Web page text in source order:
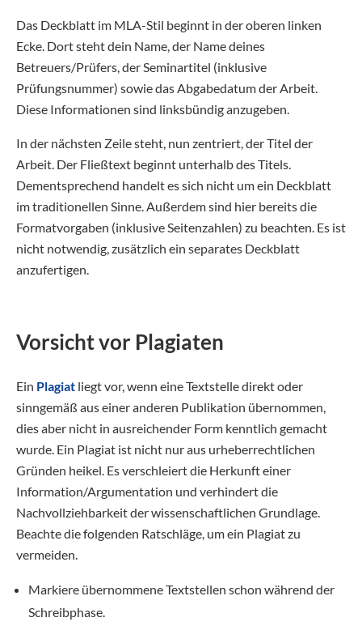
Das Deckblatt im MLA-Stil beginnt in der oberen linken
Ecke. Dort steht dein Name, der Name deines
Betreuers/Prüfers, der Seminartitel (inklusive
Prüfungsnummer) sowie das Abgabedatum der Arbeit.
Diese Informationen sind linksbündig anzugeben.
In der nächsten Zeile steht, nun zentriert, der Titel der
Arbeit. Der Fließtext beginnt unterhalb des Titels.
Dementsprechend handelt es sich nicht um ein Deckblatt
im traditionellen Sinne. Außerdem sind hier bereits die
Formatvorgaben (inklusive Seitenzahlen) zu beachten. Es ist
nicht notwendig, zusätzlich ein separates Deckblatt
anzufertigen.
Vorsicht vor Plagiaten
Ein Plagiat liegt vor, wenn eine Textstelle direkt oder
sinngemäß aus einer anderen Publikation übernommen,
dies aber nicht in ausreichender Form kenntlich gemacht
wurde. Ein Plagiat ist nicht nur aus urheberrechtlichen
Gründen heikel. Es verschleiert die Herkunft einer
Information/Argumentation und verhindert die
Nachvollziehbarkeit der wissenschaftlichen Grundlage.
Beachte die folgenden Ratschläge, um ein Plagiat zu
vermeiden.
Markiere übernommene Textstellen schon während der
Schreibphase.